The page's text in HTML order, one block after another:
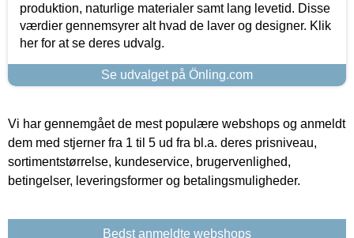
produktion, naturlige materialer samt lang levetid. Disse
værdier gennemsyrer alt hvad de laver og designer. Klik
her for at se deres udvalg.
Se udvalget på Önling.com
Vi har gennemgået de mest populære webshops og anmeldt
dem med stjerner fra 1 til 5 ud fra bl.a. deres prisniveau,
sortimentstørrelse, kundeservice, brugervenlighed,
betingelser, leveringsformer og betalingsmuligheder.
Bedst anmeldte webshops